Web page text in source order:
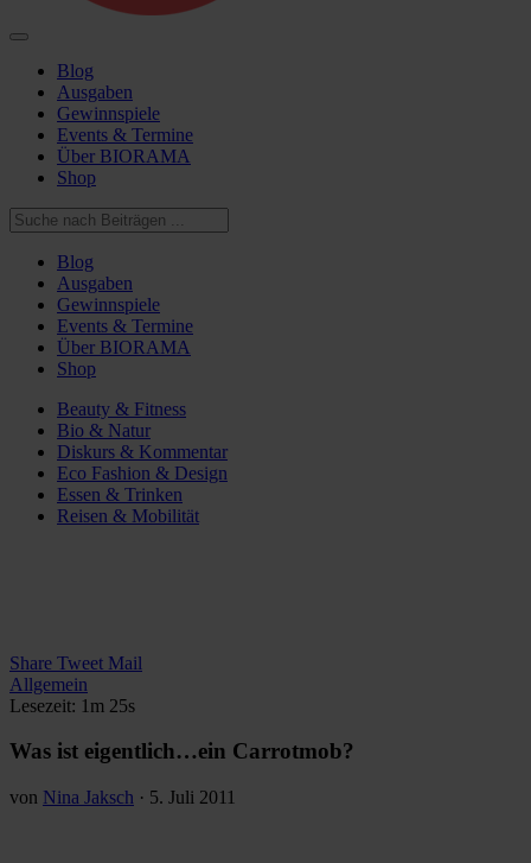
Blog
Ausgaben
Gewinnspiele
Events & Termine
Über BIORAMA
Shop
Blog
Ausgaben
Gewinnspiele
Events & Termine
Über BIORAMA
Shop
Beauty & Fitness
Bio & Natur
Diskurs & Kommentar
Eco Fashion & Design
Essen & Trinken
Reisen & Mobilität
Share Tweet Mail
Allgemein
Lesezeit: 1m 25s
Was ist eigentlich…ein Carrotmob?
von Nina Jaksch · 5. Juli 2011